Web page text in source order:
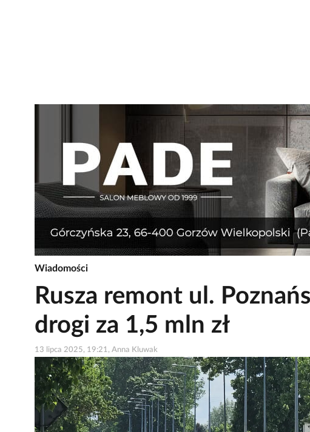
Wiadomości
Rusza remont ul.
drogi za 1,5 mln zł
13 lipca 2025, 19:21, Anna Kluwak